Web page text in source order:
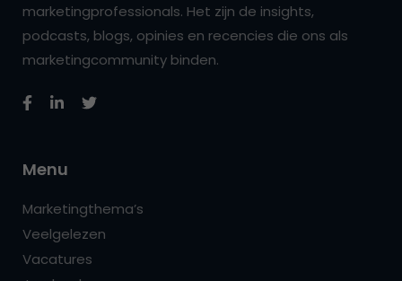
marketingprofessionals. Het zijn de insights,
podcasts, blogs, opinies en recencies die ons als
marketingcommunity binden.
Menu
Marketingthema’s
Veelgelezen
Vacatures